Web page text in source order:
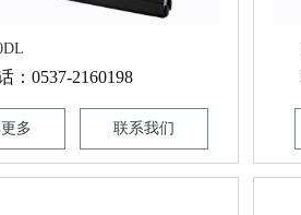
：0537-2160198
多 联系我们